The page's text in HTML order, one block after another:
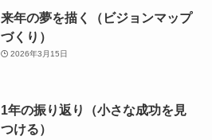
来年の夢を描く（ビジョンマップ
づくり）
2026年3月15日
1年の振り返り（小さな成功を見
つける）